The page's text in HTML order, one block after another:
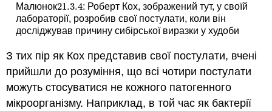
Малюнок21.3.4
21.3.4: Роберт Кох, зображений тут, у своїй
лабораторії, розробив свої постулати, коли він
досліджував причину сибірської виразки у худоби
З тих пір як Кох представив свої постулати, вчені
прийшли до розуміння, що всі чотири постулати
можуть стосуватися не кожного патогенного
мікроорганізму. Наприклад, в той час як бактерії